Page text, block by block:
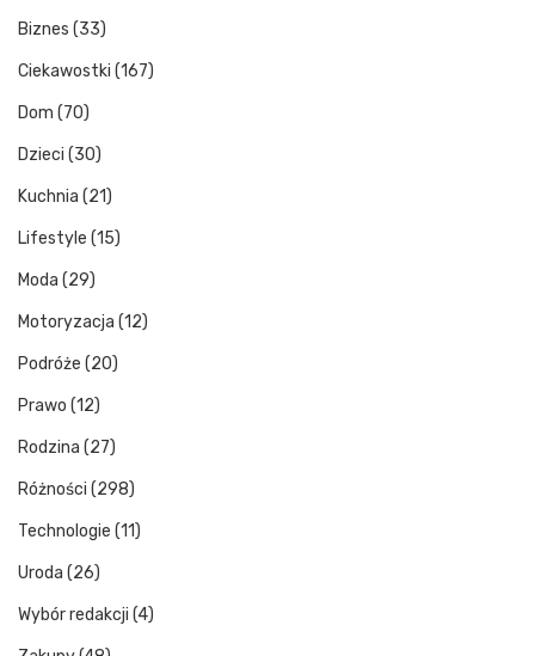
Biznes (33)
Ciekawostki (167)
Dom (70)
Dzieci (30)
Kuchnia (21)
Lifestyle (15)
Moda (29)
Motoryzacja (12)
Podróże (20)
Prawo (12)
Rodzina (27)
Różności (298)
Technologie (11)
Uroda (26)
Wybór redakcji (4)